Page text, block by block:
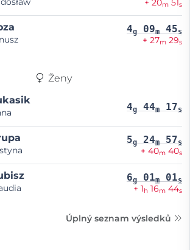
m s
4g 09m 45s
+ 27m 29s
Ženy
4g 44m 17s
5g 24m 57s
+ 40m 40s
6g 01m 01s
+ 1h 16m 44s
Úplný seznam výsledků